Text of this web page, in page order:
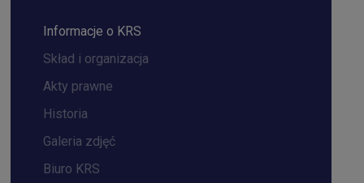
Informacje o KRS
Skład i organizacja
Akty prawne
Historia
Galeria zdjęć
Biuro KRS